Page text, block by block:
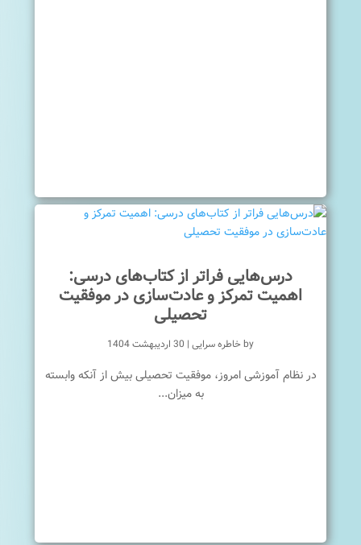
درس‌هایی فراتر از کتاب‌های درسی:
اهمیت تمرکز و عادت‌سازی در موفقیت
تحصیلی
byخاطره سرایی | 30 اردیبهشت 1404
در نظام آموزشی امروز، موفقیت تحصیلی بیش از آنکه وابسته
به میزان...